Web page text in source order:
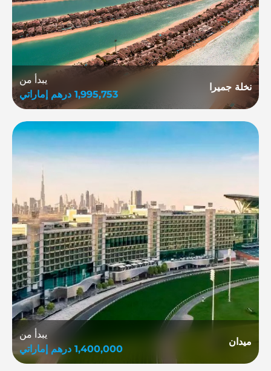
نخلة جميرا
يبدأ من
1,995,753 درهم إماراتي
ميدان
يبدأ من
1,400,000 درهم إماراتي